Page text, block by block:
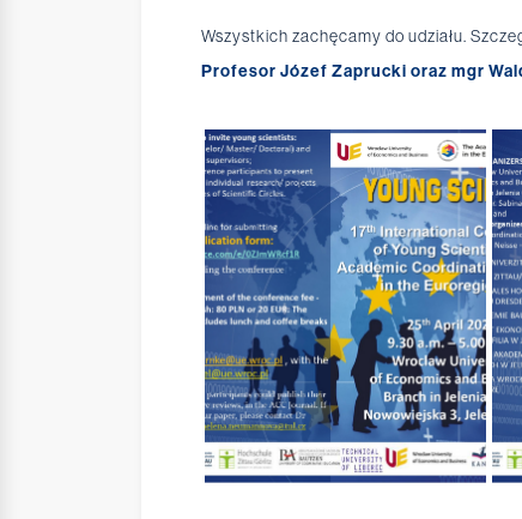
Wszystkich zachęcamy do udziału.
Profesor Józef Zaprucki oraz mgr